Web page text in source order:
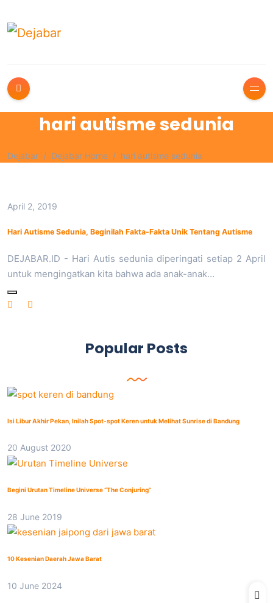
hari autisme sedunia
Dejabar Dejabar Home hari autisme sedunia
April 2, 2019
Hari Autisme Sedunia, Beginilah Fakta-Fakta Unik Tentang Autisme
DEJABAR.ID - Hari Autis sedunia diperingati setiap 2 April
untuk mengingatkan kita bahwa ada anak-anak…
Popular Posts
Isi Libur Akhir Pekan, Inilah Spot-spot Keren untuk Melihat Sunrise di Bandung
20 August 2020
Begini Urutan Timeline Universe “The Conjuring”
28 June 2019
10 Kesenian Daerah Jawa Barat
10 June 2024